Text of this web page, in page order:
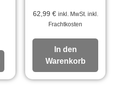
62,99 € inkl. MwSt. inkl.
Frachtkosten
In den
Warenkorb